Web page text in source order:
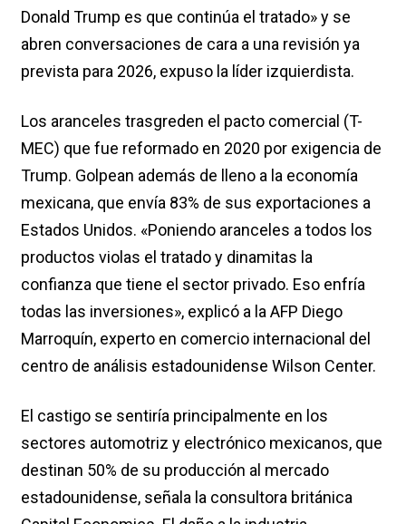
Donald Trump es que continúa el tratado» y se
abren conversaciones de cara a una revisión ya
prevista para 2026, expuso la líder izquierdista.
Los aranceles trasgreden el pacto comercial (T-
MEC) que fue reformado en 2020 por exigencia de
Trump. Golpean además de lleno a la economía
mexicana, que envía 83% de sus exportaciones a
Estados Unidos. «Poniendo aranceles a todos los
productos violas el tratado y dinamitas la
confianza que tiene el sector privado. Eso enfría
todas las inversiones», explicó a la AFP Diego
Marroquín, experto en comercio internacional del
centro de análisis estadounidense Wilson Center.
El castigo se sentiría principalmente en los
sectores automotriz y electrónico mexicanos, que
destinan 50% de su producción al mercado
estadounidense, señala la consultora británica